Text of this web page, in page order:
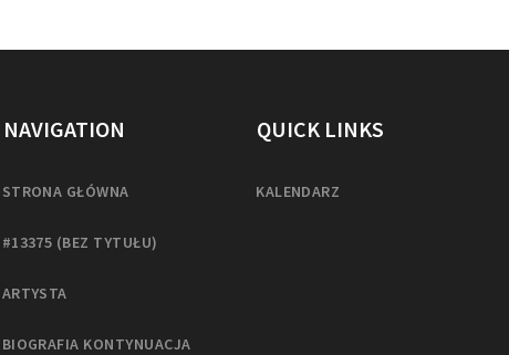
NAVIGATION
STRONA GŁÓWNA
#13375 (BEZ TYTUŁU)
ARTYSTA
BIOGRAFIA KONTYNUACJA
QUICK LINKS
KALENDARZ